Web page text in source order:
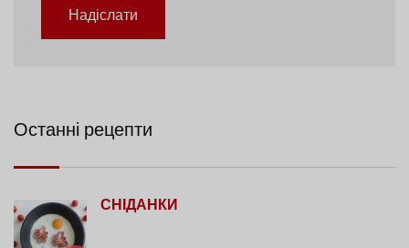
Надіслати
Останні рецепти
СНІДАНКИ